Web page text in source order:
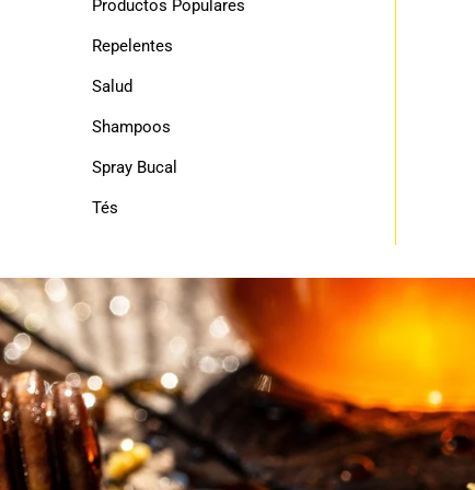
Productos Populares
Repelentes
Salud
Shampoos
Spray Bucal
Tés